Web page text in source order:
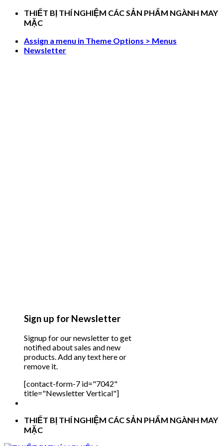
Skip
THIẾT BỊ THÍ NGHIỆM CÁC SẢN PHẨM NGÀNH MAY
MẶC
Assign a menu in Theme Options > Menus
Newsletter
Sign up for Newsletter
Signup for our newsletter to get
notified about sales and new
products. Add any text here or
remove it.
[contact-form-7 id="7042"
title="Newsletter Vertical"]
THIẾT BỊ THÍ NGHIỆM CÁC SẢN PHẨM NGÀNH MAY
MẶC